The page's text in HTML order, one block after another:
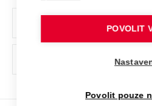
Ochrana osobních údajů
odkaz)
POVOLIT
Povolit pouze